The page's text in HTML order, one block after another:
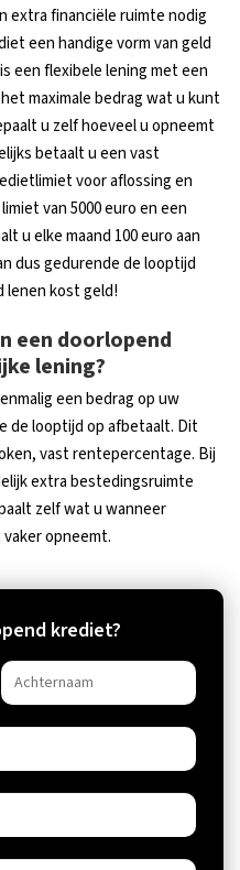
extra financiële ruimte nodig
een handige vorm van geld
een flexibele lening met een
maximale bedrag wat u kunt
u zelf hoeveel u opneemt
betaalt u een vast
voor aflossing en
van 5000 euro en een
u elke maand 100 euro aan
dus gedurende de looptijd
lenen kost geld!
een doorlopend
lening?
een bedrag op uw
de looptijd op afbetaalt. Dit
vast rentepercentage. Bij
extra bestedingsruimte
zelf wat u wanneer
opneemt.
krediet?